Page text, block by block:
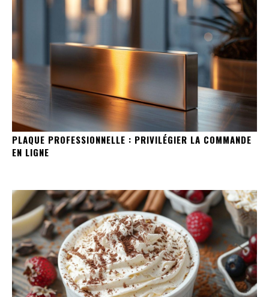
PLAQUE PROFESSIONNELLE : PRIVILÉGIER LA COMMANDE
EN LIGNE